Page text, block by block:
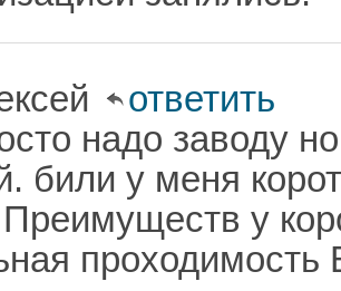
ответить
надо заводу
били у меня
Преимуществ у
проходимость